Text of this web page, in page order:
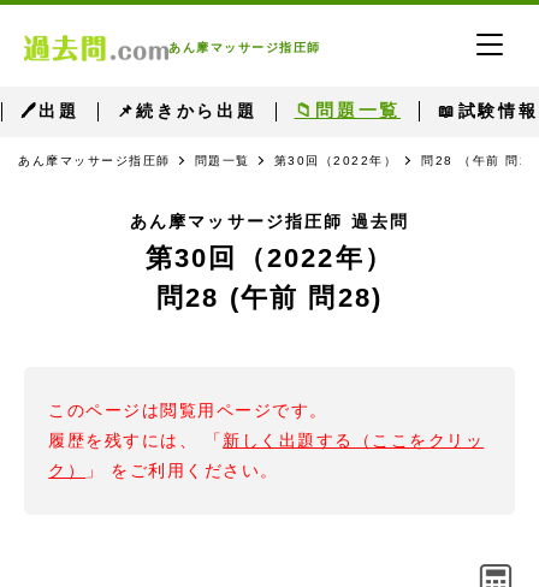
あん摩マッサージ指圧師
🖊出題 📌続きから出題 📁問題一覧 📖試験情報
あん摩マッサージ指圧師 問題一覧 第30回（2022年） 問28 （午前 問28
あん摩マッサージ指圧師 過去問
第30回（2022年）
問28 (午前 問28)
このページは閲覧用ページです。
履歴を残すには、 「 新しく出題する（ここをクリッ
ク）
」 をご利用ください。